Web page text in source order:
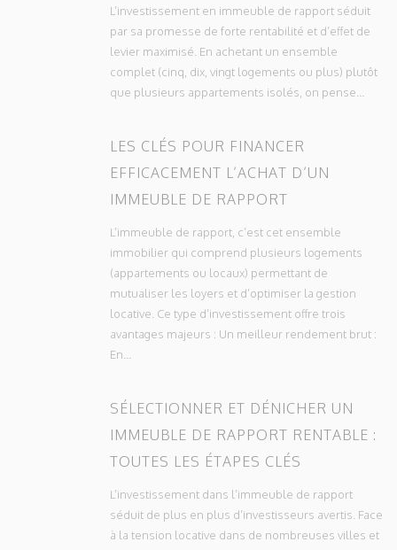
L’investissement en immeuble de rapport séduit
par sa promesse de forte rentabilité et d’effet de
levier maximisé. En achetant un ensemble
complet (cinq, dix, vingt logements ou plus) plutôt
que plusieurs appartements isolés, on pense...
LES CLÉS POUR FINANCER
EFFICACEMENT L’ACHAT D’UN
IMMEUBLE DE RAPPORT
L’immeuble de rapport, c’est cet ensemble
immobilier qui comprend plusieurs logements
(appartements ou locaux) permettant de
mutualiser les loyers et d’optimiser la gestion
locative. Ce type d’investissement offre trois
avantages majeurs : Un meilleur rendement brut :
En...
SÉLECTIONNER ET DÉNICHER UN
IMMEUBLE DE RAPPORT RENTABLE :
TOUTES LES ÉTAPES CLÉS
L’investissement dans l’immeuble de rapport
séduit de plus en plus d’investisseurs avertis. Face
à la tension locative dans de nombreuses villes et